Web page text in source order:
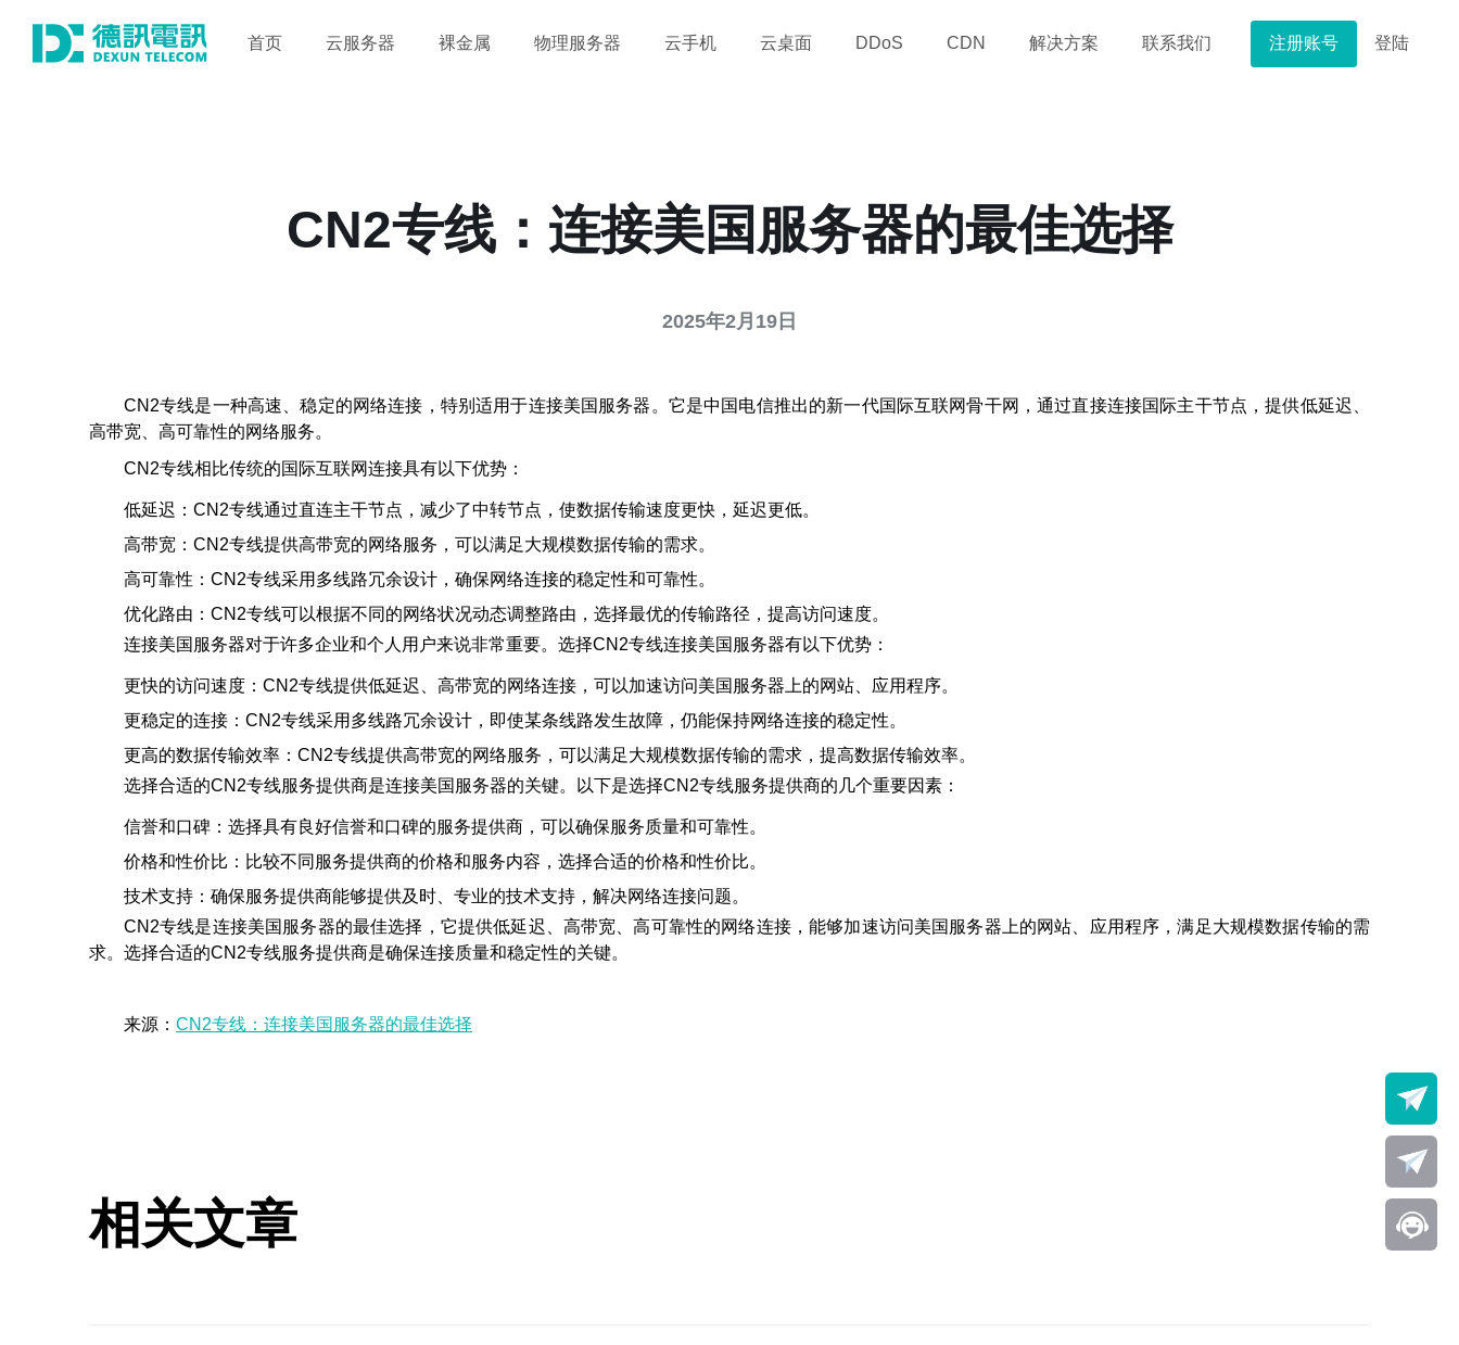
首页 云服务器 裸金属 物理服务器 云手机 云桌面 DDoS CDN 解决方案 联系我们 注册账号 登陆
CN2专线：连接美国服务器的最佳选择
2025年2月19日
CN2专线是一种高速、稳定的网络连接，特别适用于连接美国服务器。它是中国电信推出的新一代国际互联网骨干网，通过直接连接国际主干节点，提供低延迟、
高带宽、高可靠性的网络服务。
CN2专线相比传统的国际互联网连接具有以下优势：
低延迟：CN2专线通过直连主干节点，减少了中转节点，使数据传输速度更快，延迟更低。
高带宽：CN2专线提供高带宽的网络服务，可以满足大规模数据传输的需求。
高可靠性：CN2专线采用多线路冗余设计，确保网络连接的稳定性和可靠性。
优化路由：CN2专线可以根据不同的网络状况动态调整路由，选择最优的传输路径，提高访问速度。
连接美国服务器对于许多企业和个人用户来说非常重要。选择CN2专线连接美国服务器有以下优势：
更快的访问速度：CN2专线提供低延迟、高带宽的网络连接，可以加速访问美国服务器上的网站、应用程序。
更稳定的连接：CN2专线采用多线路冗余设计，即使某条线路发生故障，仍能保持网络连接的稳定性。
更高的数据传输效率：CN2专线提供高带宽的网络服务，可以满足大规模数据传输的需求，提高数据传输效率。
选择合适的CN2专线服务提供商是连接美国服务器的关键。以下是选择CN2专线服务提供商的几个重要因素：
信誉和口碑：选择具有良好信誉和口碑的服务提供商，可以确保服务质量和可靠性。
价格和性价比：比较不同服务提供商的价格和服务内容，选择合适的价格和性价比。
技术支持：确保服务提供商能够提供及时、专业的技术支持，解决网络连接问题。
CN2专线是连接美国服务器的最佳选择，它提供低延迟、高带宽、高可靠性的网络连接，能够加速访问美国服务器上的网站、应用程序，满足大规模数据传输的需
求。选择合适的CN2专线服务提供商是确保连接质量和稳定性的关键。
来源： CN2专线：连接美国服务器的最佳选择
相关文章